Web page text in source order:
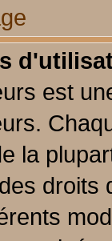
est
la